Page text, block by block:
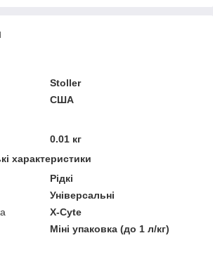
Stoller
США
0.01 кг
характеристики
Рідкі
Універсальні
X-Cyte
Міні упаковка (до 1 л/кг)